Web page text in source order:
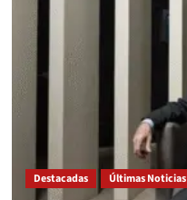
líderes
Destacadas Últimas Noticias